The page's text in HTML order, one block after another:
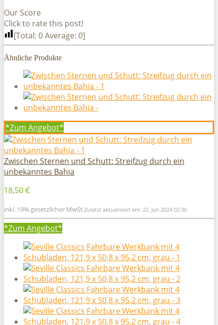
Our Score
Click to rate this post!
[Total: 0Average: 0]
Ähnliche Produkte
*Zum Angebot*
Zwischen Sternen und Schutt: Streifzug durch ein
unbekanntes Bahia
18,50 €
inkl. 19% gesetzlicher MwSt.Zuletzt aktualisiert am: 22. Juli 2024 02:30
*Zum Angebot*